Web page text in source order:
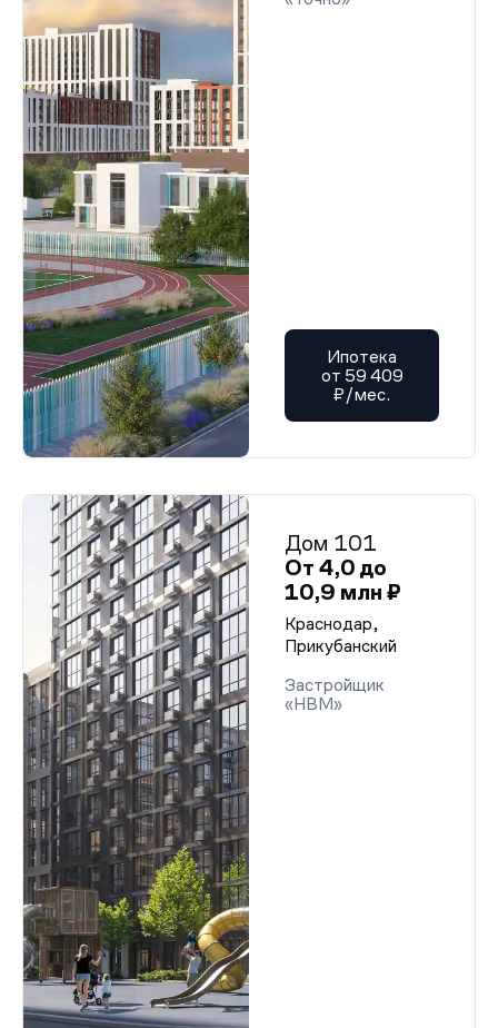
Ипотека
от 59 409
₽/мес.
Дом 101
От 4,0 до
10,9 млн ₽
Краснодар,
Прикубанский
Застройщик
«НВМ»